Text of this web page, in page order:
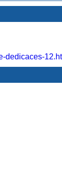
dedicaces-